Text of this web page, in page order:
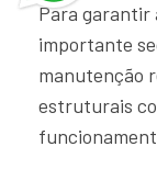
Para garantir
importante
manutenção
estruturais